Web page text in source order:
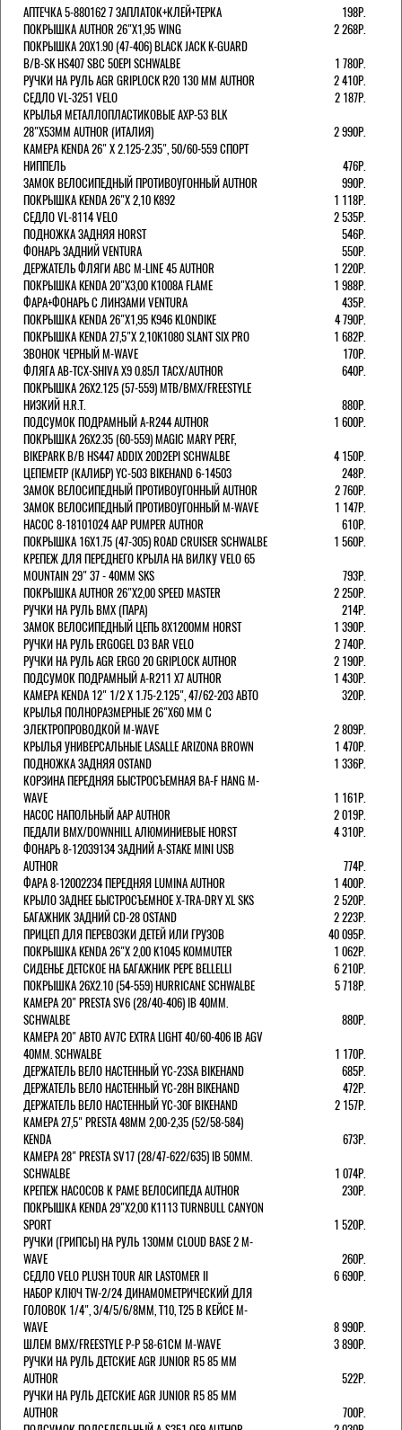
АПТЕЧКА 5-880162 7 ЗАПЛАТОК+КЛЕЙ+ТЕРКА
198Р.
ПОКРЫШКА AUTHOR 26"Х1,95 WING
2 268Р.
ПОКРЫШКА 20X1.90 (47-406) BLACK JACK K-GUARD
B/B-SK HS407 SBC 50EPI SCHWALBE
1 780Р.
РУЧКИ НА РУЛЬ AGR GRIPLOCK R20 130 ММ AUTHOR
2 410Р.
СЕДЛО VL-3251 VELO
2 187Р.
КРЫЛЬЯ МЕТАЛЛОПЛАСТИКОВЫЕ AXP-53 BLK
28"Х53ММ AUTHOR (ИТАЛИЯ)
2 990Р.
КАМЕРА KENDA 26" Х 2.125-2.35", 50/60-559 СПОРТ
НИППЕЛЬ
476Р.
ЗАМОК ВЕЛОСИПЕДНЫЙ ПРОТИВОУГОННЫЙ AUTHOR
990Р.
ПОКРЫШКА KENDA 26"Х 2,10 K892
1 118Р.
СЕДЛО VL-8114 VELO
2 535Р.
ПОДНОЖКА ЗАДНЯЯ HORST
546Р.
ФОНАРЬ ЗАДНИЙ VENTURA
550Р.
ДЕРЖАТЕЛЬ ФЛЯГИ АВС M-LINE 45 AUTHOR
1 220Р.
ПОКРЫШКА KENDA 20"Х3,00 K1008A FLAME
1 988Р.
ФАРА+ФОНАРЬ С ЛИНЗАМИ VENTURA
435Р.
ПОКРЫШКА KENDA 26"Х1,95 K946 KLONDIKE
4 790Р.
ПОКРЫШКА KENDA 27,5"Х 2,10K1080 SLANT SIX PRO
1 682Р.
ЗВОНОК ЧЕРНЫЙ M-WAVE
170Р.
ФЛЯГА AB-TCX-SHIVA X9 0.85Л TACX/AUTHOR
640Р.
ПОКРЫШКА 26X2.125 (57-559) MTB/BMX/FREESTYLE
НИЗКИЙ H.R.T.
880Р.
ПОДСУМОК ПОДРАМНЫЙ A-R244 AUTHOR
1 600Р.
ПОКРЫШКА 26X2.35 (60-559) MAGIC MARY PERF,
BIKEPARK B/B HS447 ADDIX 20D2EPI SCHWALBE
4 150Р.
ЦЕПЕМЕТР (КАЛИБР) YC-503 BIKEHAND 6-14503
248Р.
ЗАМОК ВЕЛОСИПЕДНЫЙ ПРОТИВОУГОННЫЙ AUTHOR
2 760Р.
ЗАМОК ВЕЛОСИПЕДНЫЙ ПРОТИВОУГОННЫЙ M-WAVE
1 147Р.
НАСОС 8-18101024 AAP PUMPER AUTHOR
610Р.
ПОКРЫШКА 16X1.75 (47-305) ROAD CRUISER SCHWALBE
1 560Р.
КРЕПЕЖ ДЛЯ ПЕРЕДНЕГО КРЫЛА НА ВИЛКУ VELO 65
MOUNTAIN 29" 37 - 40ММ SKS
793Р.
ПОКРЫШКА AUTHOR 26"Х2,00 SPEED MASTER
2 250Р.
РУЧКИ НА РУЛЬ BMX (ПАРА)
214Р.
ЗАМОК ВЕЛОCИПЕДНЫЙ ЦЕПЬ 8Х1200ММ HORST
1 390Р.
РУЧКИ НА РУЛЬ ERGOGEL D3 BAR VELO
2 740Р.
РУЧКИ НА РУЛЬ AGR ERGO 20 GRIPLOCK AUTHOR
2 190Р.
ПОДСУМОК ПОДРАМНЫЙ A-R211 X7 AUTHOR
1 430Р.
КАМЕРА KENDA 12" 1/2 Х 1.75-2.125", 47/62-203 АВТО
320Р.
КРЫЛЬЯ ПОЛНОРАЗМЕРНЫЕ 26"Х60 ММ С
ЭЛЕКТРОПРОВОДКОЙ M-WAVE
2 809Р.
КРЫЛЬЯ УНИВЕРСАЛЬНЫЕ LASALLE ARIZONA BROWN
1 470Р.
ПОДНОЖКА ЗАДНЯЯ OSTAND
1 336Р.
КОРЗИНА ПЕРЕДНЯЯ БЫСТРОСЪЕМНАЯ BA-F HANG M-
WAVE
1 161Р.
НАСОС НАПОЛЬНЫЙ AAP AUTHOR
2 019Р.
ПЕДАЛИ BMX/DOWNHILL АЛЮМИНИЕВЫЕ HORST
4 310Р.
ФОНАРЬ 8-12039134 ЗАДНИЙ A-STAKE MINI USB
AUTHOR
774Р.
ФАРА 8-12002234 ПЕРЕДНЯЯ LUMINA AUTHOR
1 400Р.
КРЫЛО ЗАДНЕЕ БЫСТРОСЪЕМНОЕ X-TRA-DRY XL SKS
2 520Р.
БАГАЖНИК ЗАДНИЙ CD-28 OSTAND
2 223Р.
ПРИЦЕП ДЛЯ ПЕРЕВОЗКИ ДЕТЕЙ ИЛИ ГРУЗОВ
40 095Р.
ПОКРЫШКА KENDA 26"Х 2,00 K1045 KOMMUTER
1 062Р.
СИДЕНЬЕ ДЕТСКОЕ НА БАГАЖНИК PEPE BELLELLI
6 210Р.
ПОКРЫШКА 26X2.10 (54-559) HURRICANE SCHWALBE
5 718Р.
КАМЕРА 20" PRESTA SV6 (28/40-406) IB 40MM.
SCHWALBE
880Р.
КАМЕРА 20" АВТО AV7C EXTRA LIGHT 40/60-406 IB AGV
40MM. SCHWALBE
1 170Р.
ДЕРЖАТЕЛЬ ВЕЛО НАСТЕННЫЙ YC-23SA BIKEHAND
685Р.
ДЕРЖАТЕЛЬ ВЕЛО НАСТЕННЫЙ YC-28H BIKEHAND
472Р.
ДЕРЖАТЕЛЬ ВЕЛО НАСТЕННЫЙ YC-30F BIKEHAND
2 157Р.
КАМЕРА 27,5" PRESTA 48ММ 2,00-2,35 (52/58-584)
KENDA
673Р.
КАМЕРА 28" PRESTA SV17 (28/47-622/635) IB 50MM.
SCHWALBE
1 074Р.
КРЕПЕЖ НАСОСОВ К РАМЕ ВЕЛОСИПЕДА AUTHOR
230Р.
ПОКРЫШКА KENDA 29"Х2,00 K1113 TURNBULL CANYON
SPORT
1 520Р.
РУЧКИ (ГРИПСЫ) НА РУЛЬ 130ММ CLOUD BASE 2 M-
WAVE
260Р.
СЕДЛО VELO PLUSH TOUR AIR LASTOMER II
6 690Р.
НАБОР КЛЮЧ TW-2/24 ДИНАМОМЕТРИЧЕСКИЙ ДЛЯ
ГОЛОВОК 1/4", 3/4/5/6/8ММ, T10, T25 В КЕЙСЕ M-
WAVE
8 990Р.
ШЛЕМ ВМХ/FREESTYLE Р-Р 58-61СМ M-WAVE
3 890Р.
РУЧКИ НА РУЛЬ ДЕТСКИЕ AGR JUNIOR R5 85 ММ
AUTHOR
522Р.
РУЧКИ НА РУЛЬ ДЕТСКИЕ AGR JUNIOR R5 85 ММ
AUTHOR
700Р.